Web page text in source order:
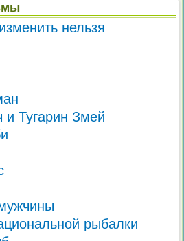
нельзя
Тугарин Змей
рыбалки